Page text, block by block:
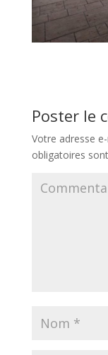
Poster le
Votre adresse
obligatoires